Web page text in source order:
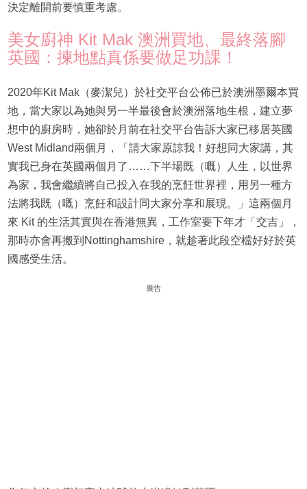
決定離開前要慎重考慮。
美女廚神 Kit Mak 澳洲買地、最終落腳
英國：揀地點真係要做足功課！
2020年Kit Mak（麥潔兒）於社交平台公佈已於澳洲墨爾本買
地，當大家以為她與另一半最後會於澳洲落地生根，建立夢
想中的廚房時，她卻於月前在社交平台告訴大家已移居英國
West Midland兩個月，「請大家原諒我！好想同大家講，其
實我已身在英國兩個月了……下半場既（嘅）人生，以世界
為家，我會繼續將自己投入在我的烹飪世界裡，用另一種方
法將我既（嘅）烹飪和設計同大家分享和展現。」這兩個月
來 Kit 的生活其實與在香港無異，工作室要下年才「交吉」，
那時亦會再搬到Nottinghamshire，就趁著此段空檔好好於英
國感受生活。
廣告